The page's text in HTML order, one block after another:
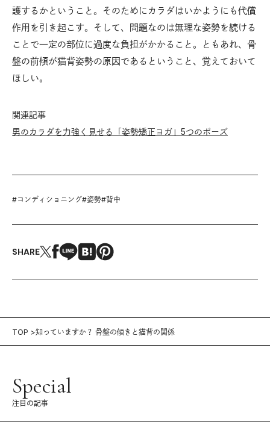
護するかということ。そのためにカラダはいかようにも代償
作用を引き起こす。そして、問題なのは無理な姿勢を続ける
ことで一定の部位に過度な負担がかかること。ともあれ、骨
盤の前傾が猫背姿勢の原因であるということ、覚えておいて
ほしい。
関連記事
男のカラダを力強く見せる「姿勢矯正ヨガ」5つのポーズ
#コンディショニング#姿勢#背中
SHARE
TOP 知っていますか？ 骨盤の傾きと猫背の関係
Special
注目の記事